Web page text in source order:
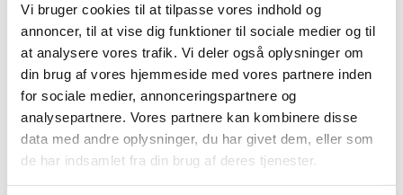
Vi bruger cookies til at tilpasse vores indhold og
annoncer, til at vise dig funktioner til sociale medier og til
at analysere vores trafik. Vi deler også oplysninger om
din brug af vores hjemmeside med vores partnere inden
for sociale medier, annonceringspartnere og
analysepartnere. Vores partnere kan kombinere disse
data med andre oplysninger, du har givet dem, eller som
de har indsamlet fra din brug af deres tjenester.
Børnepatienter
Kontakt
Kontakt
Gode råd
Gode råd
Førstehjælp og hjertestarter
Efter fjernelse af tand
Efter implantatbehandling
Efter kirurgisk parodontalbehandling
Tandlægeforeningen.dk
Privatlivspolitik for patientbehandling
Privatlivspolitik